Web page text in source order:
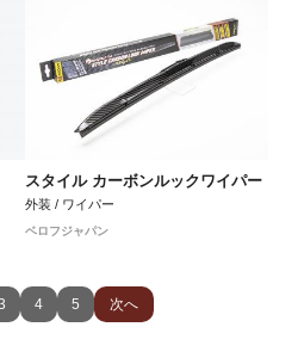
スタイル カーボンルックワイパー
外装 / ワイパー
ベロフジャパン
4 5 次へ